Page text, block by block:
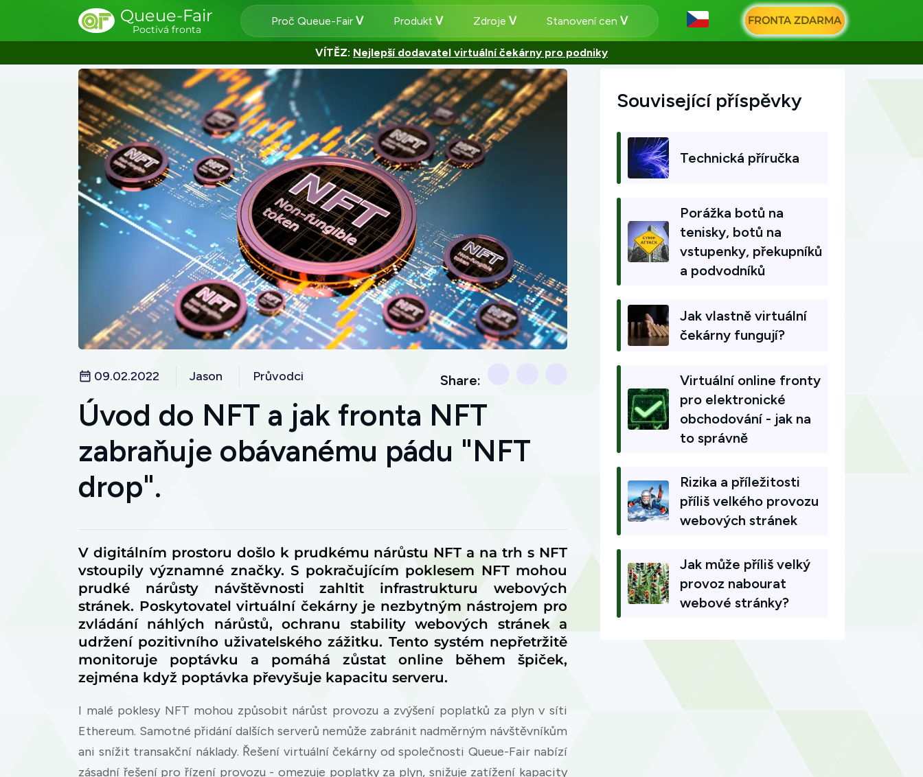
Queue-Fair
Poctivá fronta
Proč Queue-Fair Produkt Zdroje Stanovení cen FRONTA ZDARMA
VÍTĚZ: Nejlepší dodavatel virtuální čekárny pro podniky
09.02.2022 Jason Průvodci Share:
Úvod do NFT a jak fronta NFT
zabraňuje obávanému pádu "NFT
drop".
V digitálním prostoru došlo k prudkému nárůstu NFT a na trh s NFT
vstoupily významné značky. S pokračujícím poklesem NFT mohou
prudké nárůsty návštěvnosti zahltit infrastrukturu webových
stránek. Poskytovatel virtuální čekárny je nezbytným nástrojem pro
zvládání náhlých nárůstů, ochranu stability webových stránek a
udržení pozitivního uživatelského zážitku. Tento systém nepřetržitě
monitoruje poptávku a pomáhá zůstat online během špiček,
zejména když poptávka převyšuje kapacitu serveru.
I malé poklesy NFT mohou způsobit nárůst provozu a zvýšení poplatků za plyn v síti
Ethereum. Samotné přidání dalších serverů nemůže zabránit nadměrným návštěvníkům
ani snížit transakční náklady. Řešení virtuální čekárny od společnosti Queue-Fair nabízí
zásadní řešení pro řízení provozu - omezuje poplatky za plyn, snižuje zatížení kapacity
Související příspěvky
Technická příručka
Porážka botů na
tenisky, botů na
vstupenky, překupníků
a podvodníků
Jak vlastně virtuální
čekárny fungují?
Virtuální online fronty
pro elektronické
obchodování - jak na
to správně
Rizika a příležitosti
příliš velkého provozu
webových stránek
Jak může příliš velký
provoz nabourat
webové stránky?